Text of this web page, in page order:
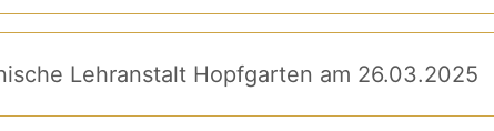
Lehranstalt Hopfgarten am 26.03.2025